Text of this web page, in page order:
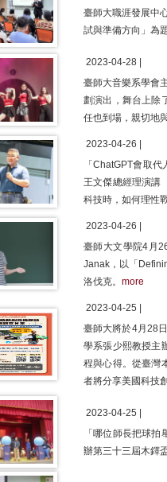
臺師大職涯發展中
試與準備方向」為
2023-04-28 |
臺師大音樂系學會
劃演出，舞台上除
任也到場，親切地
2023-04-26 |
「ChatGPT會取
王文傑總經理演講
科技時，如何理性
2023-04-26 |
臺師大文學院4月
Janak，以「
洛伐克。 more
2023-04-25 |
臺師大將於4月28
學系張少熙教授主
程與心得。從臺灣
者將分享美國科技
2023-04-25 |
「哪位師長把球
辦第三十三屆木鐸